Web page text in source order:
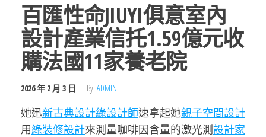
百匯性命JIUYI俱意室內
設計產業信托1.59億元收
購法國11家養老院
2026 年 2 月 3 日 By ADMIN
她迅新古典設計綠設計師速拿起她親子空間設計
用綠裝修設計來測量咖啡因含量的激光測設計家